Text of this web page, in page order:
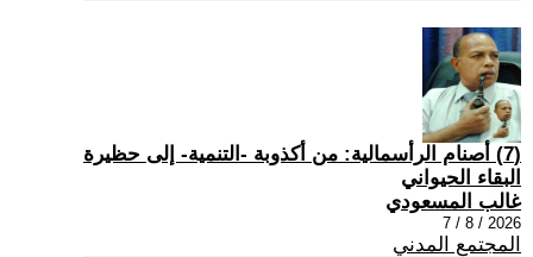
(7) أصنام الرأسمالية: من أكذوبة -التنمية- إلى حظيرة
البقاء الحيواني
غالب المسعودي
2026 / 8 / 7
المجتمع المدني